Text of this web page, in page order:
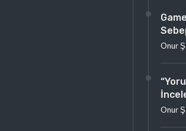
Onur
Onur